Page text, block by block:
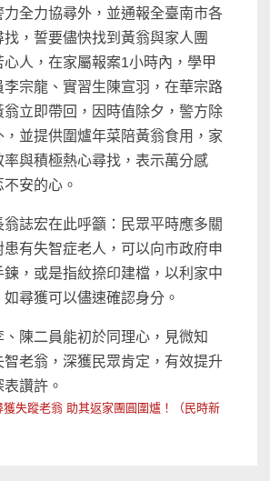
力全力協尋外，並通報全臺南市各
，誓要儘快找到黃翁與家人團
人，在家屬報案1小時內，學甲
李宗龍、實習生陳宣羽，在華宗路
翁立即帶回，因時值除夕，警方除
，並提供圍爐年菜陪黃翁食用，家
率與積極熱心尋找，表示萬分感
安的心。
誌宏在此呼籲：民眾平時應多關
患有失智症老人，可以向市政府申
，或是指紋捺印建檔，以利家中
尋獲可以儘速確認身分。
陳二員能初於同理心，見微知
智老翁，深獲民眾肯定，有效提升
讚許。
失蹤老翁 助其返家團圓圍爐！（民時新